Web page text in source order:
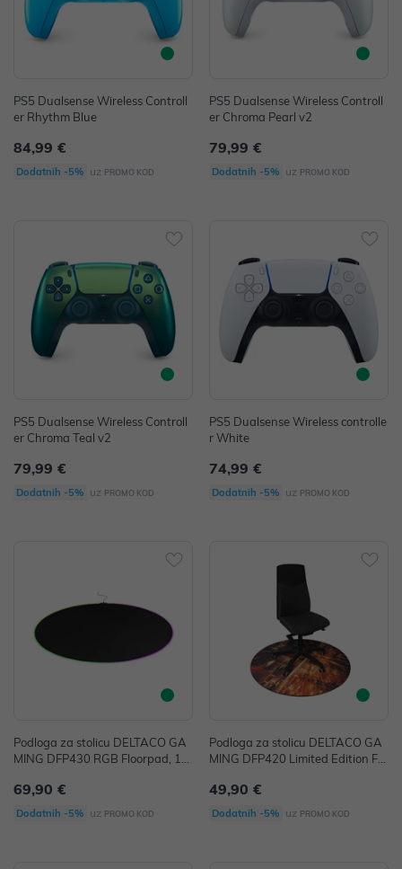
PS5 Dualsense Wireless Controll
er Rhythm Blue
84,99 €
Dodatnih -5% uz PROMO KOD
PS5 Dualsense Wireless Controll
er Chroma Pearl v2
79,99 €
Dodatnih -5% uz PROMO KOD
PS5 Dualsense Wireless Controll
er Chroma Teal v2
79,99 €
Dodatnih -5% uz PROMO KOD
PS5 Dualsense Wireless controlle
r White
74,99 €
Dodatnih -5% uz PROMO KOD
Podloga za stolicu DELTACO GA
MING DFP430 RGB Floorpad, 11
69,90 €
Dodatnih -5% uz PROMO KOD
Podloga za stolicu DELTACO GA
MING DFP420 Limited Edition Flo
49,90 €
Dodatnih -5% uz PROMO KOD